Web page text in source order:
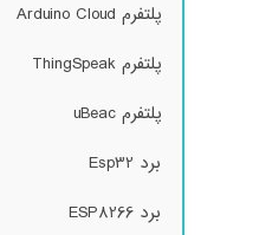
پلتفرم Arduino Cloud
پلتفرم ThingSpeak
پلتفرم uBeac
برد Esp32
برد ESP8266